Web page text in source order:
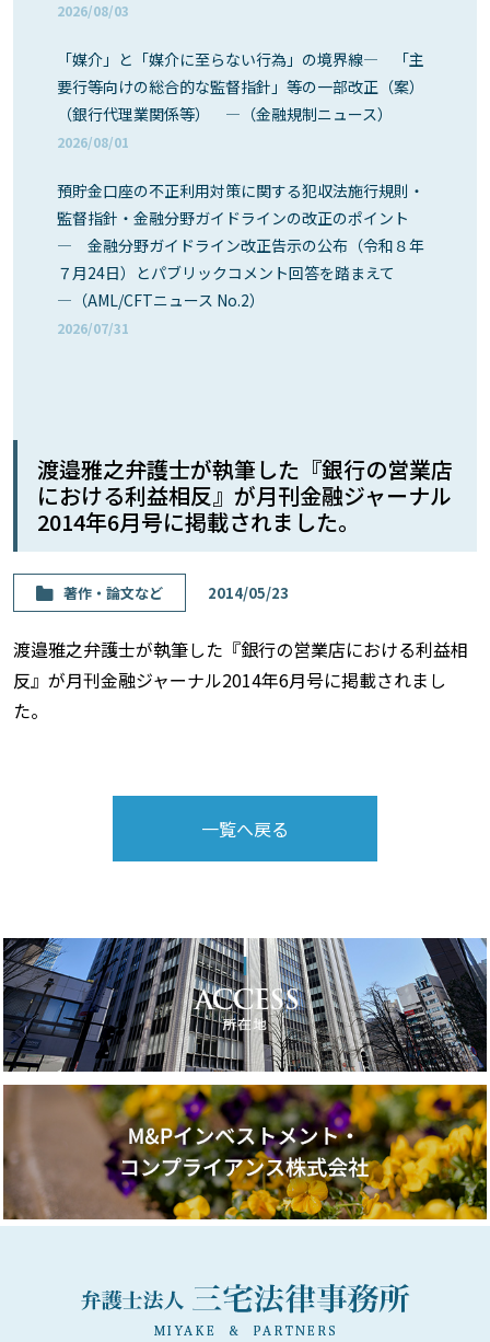
2026/08/03
「媒介」と「媒介に至らない行為」の境界線― 「主
要行等向けの総合的な監督指針」等の一部改正（案）
（銀行代理業関係等） ―（金融規制ニュース）
2026/08/01
預貯金口座の不正利用対策に関する犯収法施行規則・
監督指針・金融分野ガイドラインの改正のポイント
― 金融分野ガイドライン改正告示の公布（令和８年
７月24日）とパブリックコメント回答を踏まえて
―（AML/CFTニュース No.2）
2026/07/31
渡邉雅之弁護士が執筆した『銀行の営業店
における利益相反』が月刊金融ジャーナル
2014年6月号に掲載されました。
著作・論⽂など 2014/05/23
渡邉雅之弁護士が執筆した『銀行の営業店における利益相
反』が月刊金融ジャーナル2014年6月号に掲載されまし
た。
一覧へ戻る